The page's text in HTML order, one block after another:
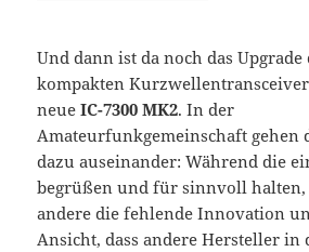
Und dann ist da noch das Upgrade
kompakten
neueIC-7300 MK2. In der
Amateurfunkgemeinschaft gehen
dazu auseinander: Während die
begrüßen und für sinnvoll halten,
andere die fehlende Innovation
Ansicht, dass andere Hersteller in